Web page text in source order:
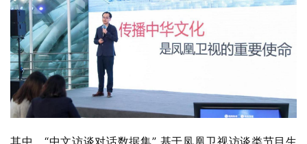
其中，“中文访谈对话数据集” 基于凤凰卫视访谈类节目生
成，规模达百万轮次，连续对话的平均轮次超 30 轮次。